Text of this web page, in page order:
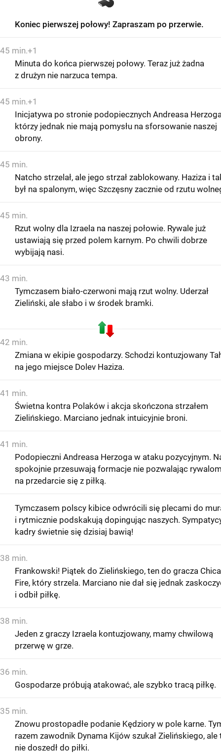
Koniec pierwszej połowy! Zapraszam po przerwie.
45 min.+1
Minuta do końca pierwszej połowy. Teraz już żadna
z drużyn nie narzuca tempa.
45 min.+1
Inicjatywa po stronie podopiecznych Andreasa
którzy jednak nie mają pomysłu na sforsowanie naszej
obrony.
45 min.
Natcho strzelał, ale jego strzał zablokowany. Haziza i
był na spalonym, więc Szczęsny zacznie od rzutu
45 min.
Rzut wolny dla Izraela na naszej połowie. Rywale już
ustawiają się przed polem karnym. Po chwili dobrze
wybijają nasi.
43 min.
Tymczasem biało-czerwoni mają rzut wolny. Uderzał
Zieliński, ale słabo i w środek bramki.
42 min.
Zmiana w ekipie gospodarzy. Schodzi kontuzjowany
na jego miejsce Dolev Haziza.
41 min.
Świetna kontra Polaków i akcja skończona strzałem
Zielińskiego. Marciano jednak intuicyjnie broni.
41 min.
Podopieczni Andreasa Herzoga w ataku pozycyjnym.
spokojnie przesuwają formacje nie pozwalając
na przedarcie się z piłką.
Tymczasem polscy kibice odwrócili się plecami do
i rytmicznie podskakują dopingując naszych.
kadry świetnie się dzisiaj bawią!
38 min.
Frankowski! Piątek do Zielińskiego, ten do gracza
Fire, który strzela. Marciano nie dał się jednak
i odbił piłkę.
38 min.
Jeden z graczy Izraela kontuzjowany, mamy chwilową
przerwę w grze.
36 min.
Gospodarze próbują atakować, ale szybko tracą piłkę.
35 min.
Znowu prostopadłe podanie Kędziory w pole karne.
razem zawodnik Dynama Kijów szukał Zielińskiego, ale
nie doszedł do piłki.